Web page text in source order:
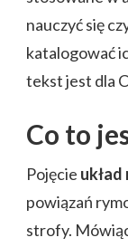
nauczyć się
katalogować
tekst jest dla
Co to
Pojęcie
powiązań
strofy.